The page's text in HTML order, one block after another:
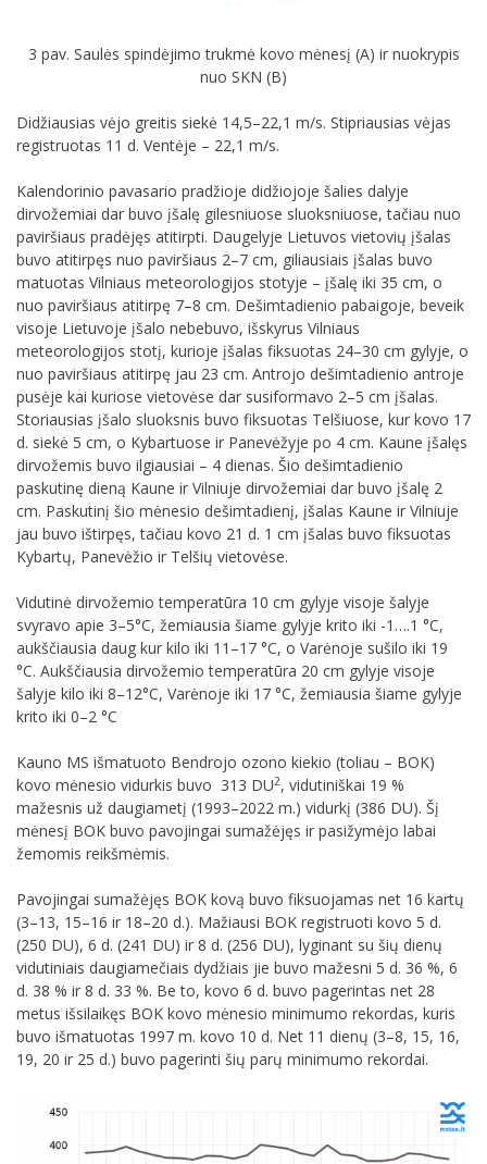
3 pav. Saulės spindėjimo trukmė kovo mėnesį (A) ir nuokrypis
nuo SKN (B)
Didžiausias vėjo greitis siekė 14,5–22,1 m/s. Stipriausias vėjas
registruotas 11 d. Ventėje – 22,1 m/s.
Kalendorinio pavasario pradžioje didžiojoje šalies dalyje
dirvožemiai dar buvo įšalę gilesniuose sluoksniuose, tačiau nuo
paviršiaus pradėjęs atitirpti. Daugelyje Lietuvos vietovių įšalas
buvo atitirpęs nuo paviršiaus 2–7 cm, giliausiais įšalas buvo
matuotas Vilniaus meteorologijos stotyje – įšalę iki 35 cm, o
nuo paviršiaus atitirpę 7–8 cm. Dešimtadienio pabaigoje, beveik
visoje Lietuvoje įšalo nebebuvo, išskyrus Vilniaus
meteorologijos stotį, kurioje įšalas fiksuotas 24–30 cm gylyje, o
nuo paviršiaus atitirpę jau 23 cm. Antrojo dešimtadienio antroje
pusėje kai kuriose vietovėse dar susiformavo 2–5 cm įšalas.
Storiausias įšalo sluoksnis buvo fiksuotas Telšiuose, kur kovo 17
d. siekė 5 cm, o Kybartuose ir Panevėžyje po 4 cm. Kaune įšalęs
dirvožemis buvo ilgiausiai – 4 dienas. Šio dešimtadienio
paskutinę dieną Kaune ir Vilniuje dirvožemiai dar buvo įšalę 2
cm. Paskutinį šio mėnesio dešimtadienį, įšalas Kaune ir Vilniuje
jau buvo ištirpęs, tačiau kovo 21 d. 1 cm įšalas buvo fiksuotas
Kybartų, Panevėžio ir Telšių vietovėse.
Vidutinė dirvožemio temperatūra 10 cm gylyje visoje šalyje
svyravo apie 3–5°C, žemiausia šiame gylyje krito iki -1….1 °C,
aukščiausia daug kur kilo iki 11–17 °C, o Varėnoje sušilo iki 19
°C. Aukščiausia dirvožemio temperatūra 20 cm gylyje visoje
šalyje kilo iki 8–12°C, Varėnoje iki 17 °C, žemiausia šiame gylyje
krito iki 0–2 °C
Kauno MS išmatuoto Bendrojo ozono kiekio (toliau – BOK)
kovo mėnesio vidurkis buvo 313 DU2, vidutiniškai 19 %
mažesnis už daugiametį (1993–2022 m.) vidurkį (386 DU). Šį
mėnesį BOK buvo pavojingai sumažėjęs ir pasižymėjo labai
žemomis reikšmėmis.
Pavojingai sumažėjęs BOK kovą buvo fiksuojamas net 16 kartų
(3–13, 15–16 ir 18–20 d.). Mažiausi BOK registruoti kovo 5 d.
(250 DU), 6 d. (241 DU) ir 8 d. (256 DU), lyginant su šių dienų
vidutiniais daugiamečiais dydžiais jie buvo mažesni 5 d. 36 %, 6
d. 38 % ir 8 d. 33 %. Be to, kovo 6 d. buvo pagerintas net 28
metus išsilaikęs BOK kovo mėnesio minimumo rekordas, kuris
buvo išmatuotas 1997 m. kovo 10 d. Net 11 dienų (3–8, 15, 16,
19, 20 ir 25 d.) buvo pagerinti šių parų minimumo rekordai.